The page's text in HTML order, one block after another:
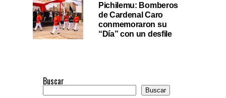
Pichilemu: Bomberos
de Cardenal Caro
conmemoraron su
“Día” con un desfile
Buscar
Buscar